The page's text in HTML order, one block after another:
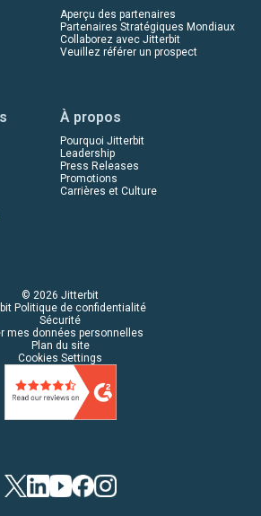
Aperçu des partenaires
Partenaires Stratégiques Mondiaux
Collaborez avec Jitterbit
Veuillez référer un prospect
À propos
Pourquoi Jitterbit
Leadership
Press Releases
Promotions
Carrières et Culture
© 2026 Jitterbit
Politique de confidentialité
Sécurité
mes données personnelles
Plan du site
Cookies Settings
TwitterLinkedIn
YouTubeFacebook
Instagram